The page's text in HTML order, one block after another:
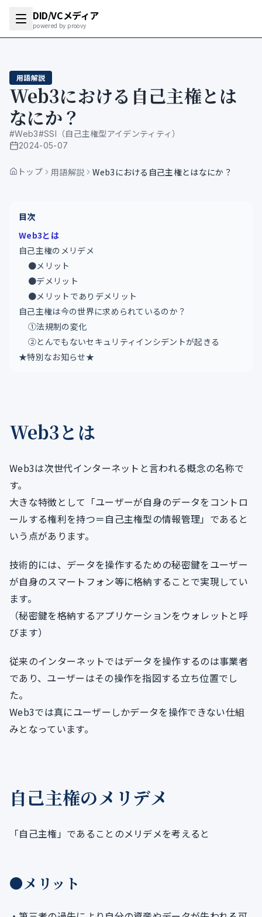
DID/VCメディア
powered by proovy
用語解説
Web3における自己主権とは
なにか？
#Web3#SSI（自己主権型アイデンティティ）
公開日
2024-05-07
トップ 用語解説 Web3における自己主権とはなにか？
目次
Web3とは
自己主権のメリデメ
●メリット
●デメリット
●メリットでありデメリット
自己主権は今の世界に求められているのか？
①法規制の変化
②とんでもないセキュリティインシデントが起きる
★特別なお知らせ★
Web3とは
Web3は次世代インターネットと言われる概念の名称で
す。
大きな特徴として「ユーザーが自身のデータをコントロ
ールする権利を持つ＝自己主権型の情報管理」であると
いう点があります。
技術的には、データを操作するための秘密鍵をユーザー
が自身のスマートフォン等に格納することで実現してい
ます。
（秘密鍵を格納するアプリケーションをウォレットと呼
びます）
従来のインターネットではデータを操作するのは事業者
であり、ユーザーはその操作を指図する立ち位置でし
た。
Web3では真にユーザーしかデータを操作できない仕組
みとなっています。
自己主権のメリデメ
「自己主権」であることのメリデメを考えると
●メリット